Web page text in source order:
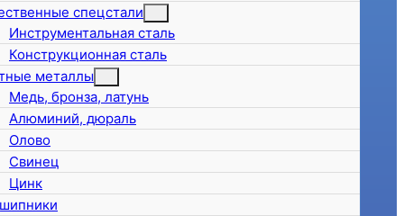
спецстали
Инструментальная сталь
Конструкционная сталь
металлы
Медь, бронза, латунь
Алюминий, дюраль
Олово
Свинец
Цинк